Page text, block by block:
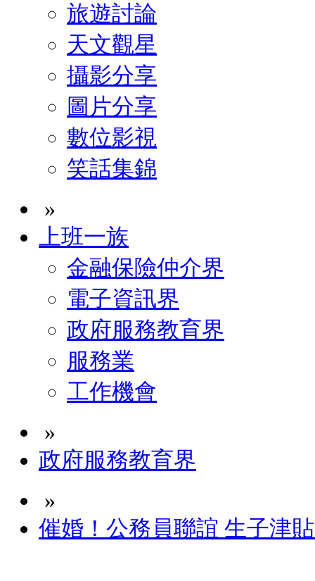
旅遊討論
天文觀星
攝影分享
圖片分享
數位影視
笑話集錦
»
上班一族
金融保險仲介界
電子資訊界
政府服務教育界
服務業
工作機會
»
政府服務教育界
»
催婚！公務員聯誼 生子津